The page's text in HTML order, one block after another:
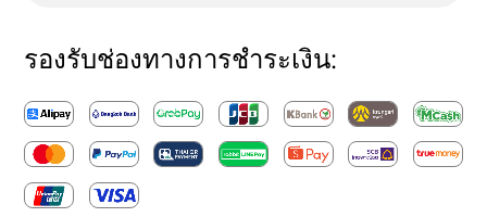
รองรับช่องทางการชำระเงิน: